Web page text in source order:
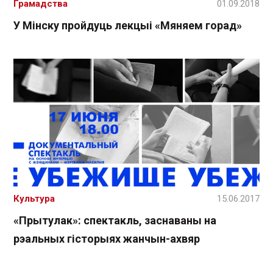
У Мінску пройдуць лекцыі «Мяняем горад»
Грамадства 01.09.2018
«Прытулак»: спектакль, заснаваны на
рэальных гісторыях жанчын-ахвяр
Культура 15.06.2017